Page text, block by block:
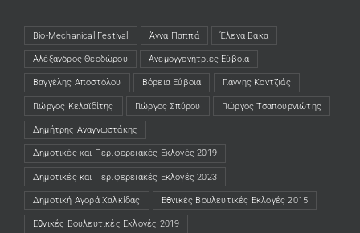
Bio-Mechanical Festival Άννα Παππά Έλενα Βάκα
Αλέξανδρος Θεοδώρου Ανεμογγενήτριες Εύβοια
Βαγγέλης Αποστόλου Βόρεια Εύβοια Γιάννης Κοντζιάς
Γιώργος Κελαϊδίτης Γιώργος Σπύρου Γιώργος Τσαπουρνιώτης
Δημήτρης Αναγνωστάκης
Δημοτικές και Περιφερειακές Εκλογές 2019
Δημοτικές και Περιφερειακές Εκλογές 2023
Δημοτική Αγορά Χαλκίδας Εθνικές Βουλευτικές Εκλογές 2015
Εθνικές Βουλευτικές Εκλογές 2019